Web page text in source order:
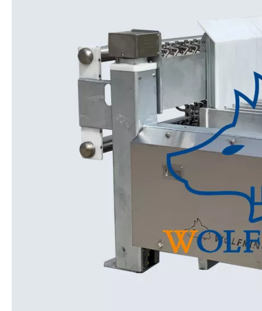
柔性鲶鱼自动加工线 定制鲶鱼自动加工线
工业食品级鲶鱼加工线